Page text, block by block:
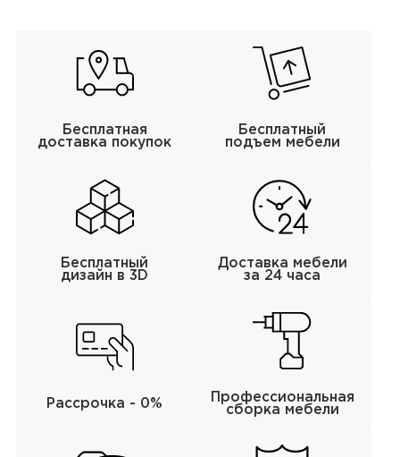
Бесплатная
доставка покупок
Бесплатный
подъем мебели
Бесплатный
дизайн в 3D
Доставка мебели
за 24 часа
Рассрочка - 0%
Профессиональная
сборка мебели